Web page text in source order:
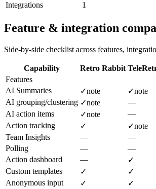
Integrations
1
Feature & integration
Side-by-side checklist across features,
Capability Retro Rabbit
Features
AI Summaries
✓note ✓note
AI grouping/clustering ✓note
—
AI action items
✓note
—
Action tracking
✓ ✓note
Team Insights
—
—
Polling
—
—
Action dashboard
—
✓
Custom templates
✓
✓
Anonymous input
✓
✓